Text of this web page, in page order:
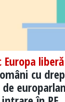
cu